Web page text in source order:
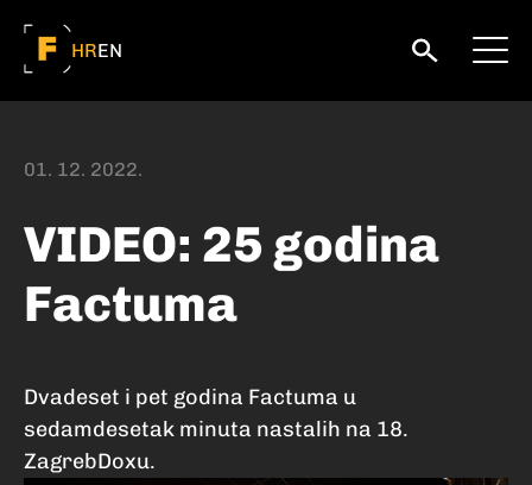
HREN
01. 12. 2022.
VIDEO: 25 godina
Factuma
Dvadeset i pet godina Factuma u
sedamdesetak minuta nastalih na 18.
ZagrebDoxu.